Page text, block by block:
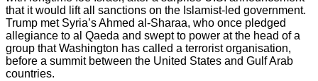
that it would lift all sanctions on the Islamist-led government.
Trump met Syria’s Ahmed al-Sharaa, who once pledged
allegiance to al Qaeda and swept to power at the head of a
group that Washington has called a terrorist organisation,
before a summit between the United States and Gulf Arab
countries.